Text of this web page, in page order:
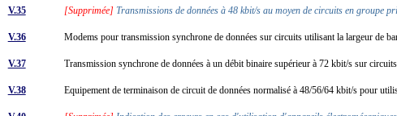
V.35 [Supprimée] Transmissions de données à 48 kbit/s au moyen de circuits en groupe
V.36 Modems pour transmission synchrone de données sur circuits utilisant la largeur de
V.37 Transmission synchrone de données à un débit binaire supérieur à 72 kbit/s sur
V.38 Equipement de terminaison de circuit de données normalisé à 48/56/64 kbit/s pour